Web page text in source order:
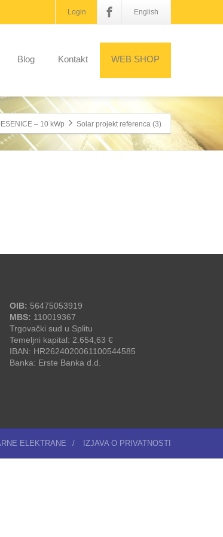
Login English
Blog Kontakt WEB SHOP
– 10 kWp Solar projekt referenca (3)
OIB: 56475053919
MBS: 110019367
Trgovački sud u Splitu
Temeljni kapital: 2.654,63 €
IBAN: HR2624020061100544585
Banka: Erste Banka d.d.
ELEKTRANE / IZJAVA O PRIVATNOSTI